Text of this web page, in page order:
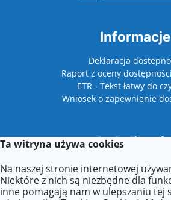
Informacje
Deklaracja
Raport z oceny
ETR - Tekst łatwy do
Wniosek o zapewnienie
Plac
62-510 Konin
Ta witryna używa cookies
Na naszej stronie internetowej
Niektóre z nich są niezbędne dla
inne pomagają nam w ulepszaniu tej